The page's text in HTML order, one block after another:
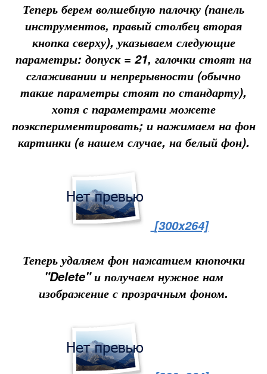
Теперь берем волшебную палочку (панель
инструментов, правый столбец вторая
кнопка сверху), указываем следующие
параметры: допуск = 21, галочки стоят на
сглаживании и непрерывности (обычно
такие параметры стоят по стандарту),
хотя с параметрами можете
поэкспериментировать; и нажимаем на фон
картинки (в нашем случае, на белый фон).
[300x264]
Теперь удаляем фон нажатием кнопочки
"Delete" и получаем нужное нам
изображение с прозрачным фоном.